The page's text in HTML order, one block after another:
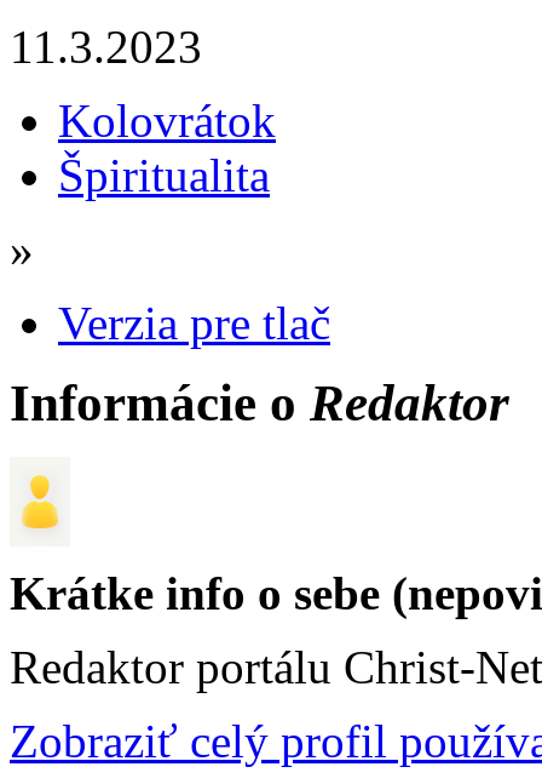
11.3.2023
Kolovrátok
Špiritualita
»
Verzia pre tlač
Informácie o Redaktor
Krátke info o sebe
Redaktor portálu Christ-
Zobraziť celý profil